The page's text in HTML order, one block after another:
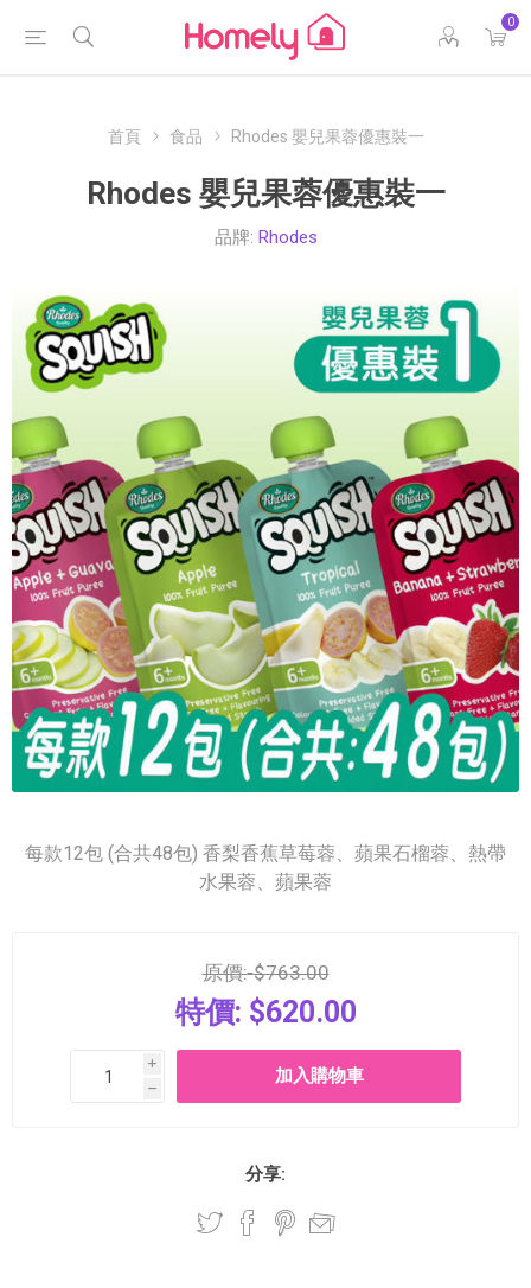
0
首頁 食品 Rhodes 嬰兒果蓉優惠裝一
Rhodes 嬰兒果蓉優惠裝一
品牌: Rhodes
每款12包 (合共48包) 香梨香蕉草莓蓉、蘋果石榴蓉、熱帶
水果蓉、蘋果蓉
原價: $763.00
特價: $620.00
i
h
分享: